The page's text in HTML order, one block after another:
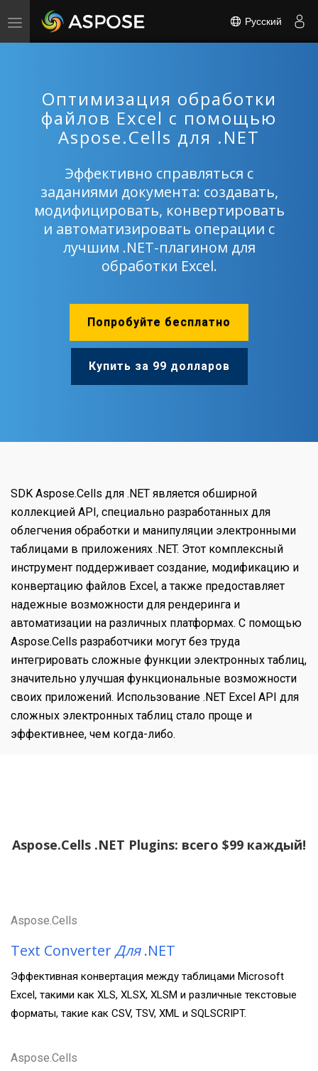
Toggle
navigation
Русский
Оптимизация обработки
файлов Excel с помощью
Aspose.Cells для .NET
Эффективно справляться с
заданиями документа: создавать,
модифицировать, конвертировать
и автоматизировать операции с
лучшим .NET-плагином для
обработки Excel.
Попробуйте бесплатно
Купить за 99 долларов
SDK Aspose.Cells для .NET является обширной
коллекцией API, специально разработанных для
облегчения обработки и манипуляции электронными
таблицами в приложениях .NET. Этот комплексный
инструмент поддерживает создание, модификацию и
конвертацию файлов Excel, а также предоставляет
надежные возможности для рендеринга и
автоматизации на различных платформах. С помощью
Aspose.Cells разработчики могут без труда
интегрировать сложные функции электронных таблиц,
значительно улучшая функциональные возможности
своих приложений. Использование .NET Excel API для
сложных электронных таблиц стало проще и
эффективнее, чем когда-либо.
Aspose.Cells .NET Plugins: всего $99 каждый!
Aspose.Cells
Text ConverterДля.NET
Эффективная конвертация между таблицами Microsoft
Excel, такими как XLS, XLSX, XLSM и различные текстовые
форматы, такие как CSV, TSV, XML и SQLSCRIPT.
Aspose.Cells